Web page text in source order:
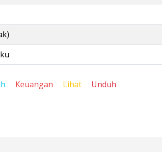
Keuangan Lihat Unduh